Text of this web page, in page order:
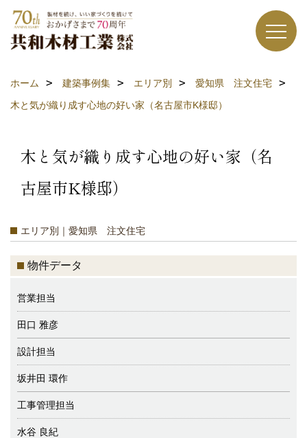
ホーム 建築事例集 エリア別
愛知県 注文住宅
木と気が織り成す心地の好い家（名古屋市K様邸）
木と気が織り成す心地の好い家（名
古屋市K様邸）
エリア別｜愛知県 注文住宅
物件データ
営業担当
田口 雅彦
設計担当
坂井田 環作
工事管理担当
水谷 良紀